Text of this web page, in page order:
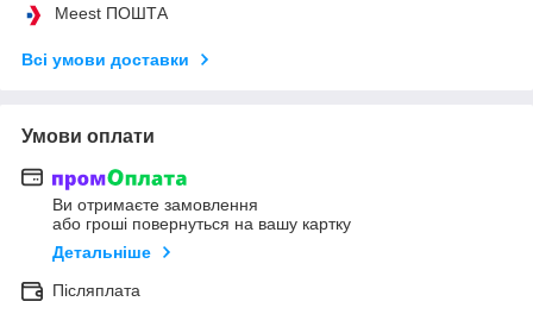
Meest ПОШТА
Всі умови доставки
Умови оплати
Ви отримаєте замовлення
або гроші повернуться на вашу картку
Детальніше
Післяплата